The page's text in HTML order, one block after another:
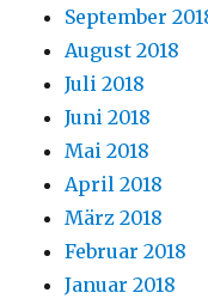
September
August 2018
Juli 2018
Juni 2018
Mai 2018
April 2018
März 2018
Februar 2018
Januar 2018